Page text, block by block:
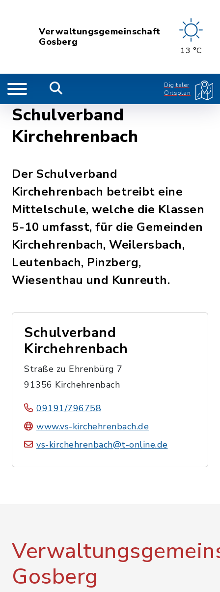
Verwaltungsgemeinschaft
Gosberg
13 °C
Digitaler
Ortsplan
Schulverband
Kirchehrenbach
Der Schulverband
Kirchehrenbach betreibt eine
Mittelschule, welche die Klassen
5-10 umfasst, für die Gemeinden
Kirchehrenbach, Weilersbach,
Leutenbach, Pinzberg,
Wiesenthau und Kunreuth.
Schulverband
Kirchehrenbach
Straße zu Ehrenbürg 7
91356 Kirchehrenbach
09191/796758
www.vs-kirchehrenbach.de
vs-kirchehrenbach@t-online.de
Gosberg